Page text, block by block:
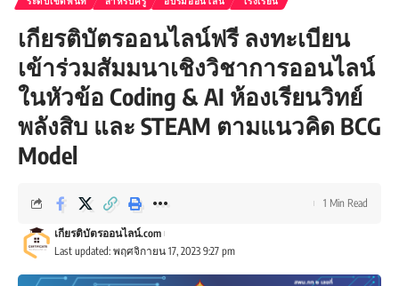
เกียรติบัตรออนไลน์ฟรี ลงทะเบียน
เข้าร่วมสัมมนาเชิงวิชาการออนไลน์
ในหัวข้อ Coding & AI ห้องเรียนวิทย์
พลังสิบ และ STEAM ตามแนวคิด BCG
Model
Last updated: พฤศจิกายน 17, 2023 9:27 pm
เกียรติบัตรออนไลน์.com
1 Min Read